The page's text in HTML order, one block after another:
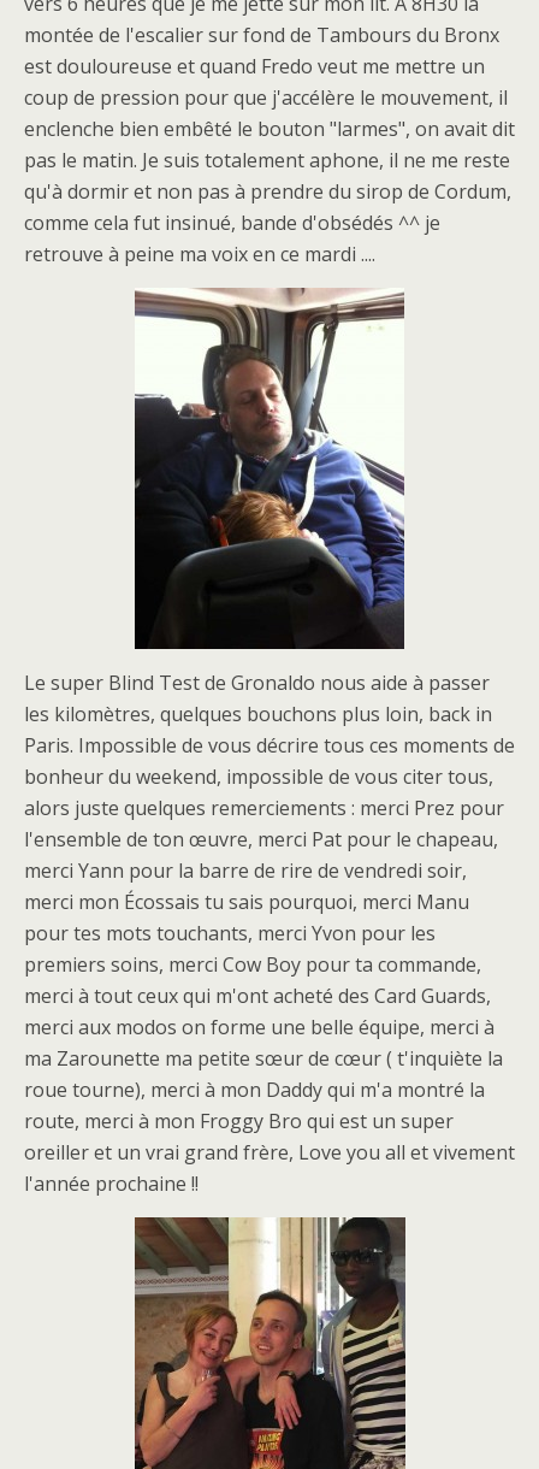
montée de l'escalier sur fond de Tambours du Bronx
est douloureuse et quand Fredo veut me mettre un
coup de pression pour que j'accélère le mouvement, il
enclenche bien embêté le bouton "larmes", on avait dit
pas le matin. Je suis totalement aphone, il ne me reste
qu'à dormir et non pas à prendre du sirop de Cordum,
comme cela fut insinué, bande d'obsédés ^^ je
retrouve à peine ma voix en ce mardi ....
Le super Blind Test de Gronaldo nous aide à passer
les kilomètres, quelques bouchons plus loin, back in
Paris. Impossible de vous décrire tous ces moments de
bonheur du weekend, impossible de vous citer tous,
alors juste quelques remerciements : merci Prez pour
l'ensemble de ton œuvre, merci Pat pour le chapeau,
merci Yann pour la barre de rire de vendredi soir,
merci mon Écossais tu sais pourquoi, merci Manu
pour tes mots touchants, merci Yvon pour les
premiers soins, merci Cow Boy pour ta commande,
merci à tout ceux qui m'ont acheté des Card Guards,
merci aux modos on forme une belle équipe, merci à
ma Zarounette ma petite sœur de cœur ( t'inquiète la
roue tourne), merci à mon Daddy qui m'a montré la
route, merci à mon Froggy Bro qui est un super
oreiller et un vrai grand frère, Love you all et vivement
l'année prochaine !!